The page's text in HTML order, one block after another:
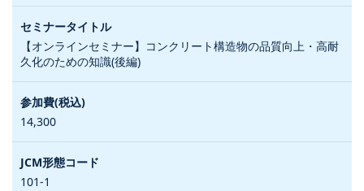
【オンラインセミナー】コンクリート構造物の品質向上・高耐
久化のための知識(後編)
14,300
101-1